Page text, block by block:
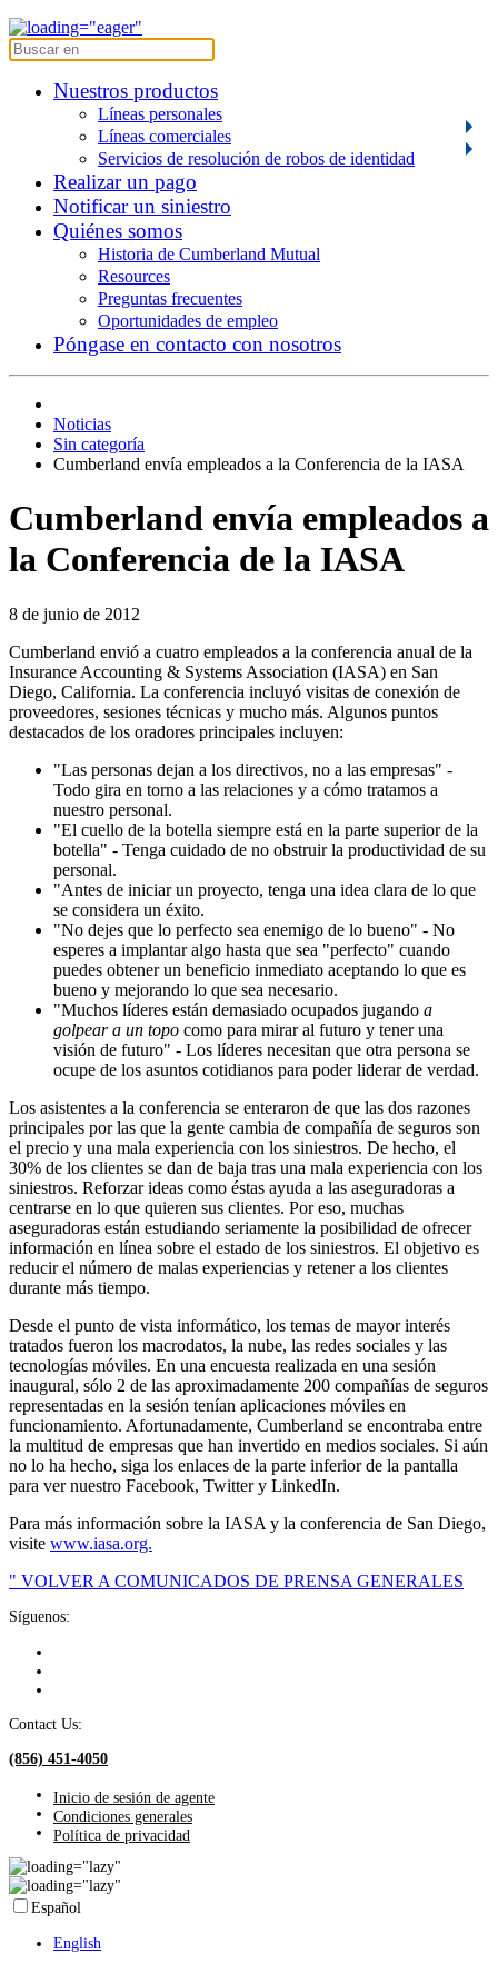
Nuestros productos
Líneas personales
Líneas comerciales
Servicios de resolución de robos de identidad
Realizar un pago
Notificar un siniestro
Quiénes somos
Historia de Cumberland Mutual
Resources
Preguntas frecuentes
Oportunidades de empleo
Póngase en contacto con nosotros
Noticias
Sin categoría
Cumberland envía empleados a la Conferencia de la IASA
Cumberland envía empleados a
la Conferencia de la IASA
8 de junio de 2012
Cumberland envió a cuatro empleados a la conferencia anual de la
Insurance Accounting & Systems Association (IASA) en San
Diego, California. La conferencia incluyó visitas de conexión de
proveedores, sesiones técnicas y mucho más. Algunos puntos
destacados de los oradores principales incluyen:
"Las personas dejan a los directivos, no a las empresas" -
Todo gira en torno a las relaciones y a cómo tratamos a
nuestro personal.
"El cuello de la botella siempre está en la parte superior de la
botella" - Tenga cuidado de no obstruir la productividad de su
personal.
"Antes de iniciar un proyecto, tenga una idea clara de lo que
se considera un éxito.
"No dejes que lo perfecto sea enemigo de lo bueno" - No
esperes a implantar algo hasta que sea "perfecto" cuando
puedes obtener un beneficio inmediato aceptando lo que es
bueno y mejorando lo que sea necesario.
"Muchos líderes están demasiado ocupados jugando a
golpear a un topo como para mirar al futuro y tener una
visión de futuro" - Los líderes necesitan que otra persona se
ocupe de los asuntos cotidianos para poder liderar de verdad.
Los asistentes a la conferencia se enteraron de que las dos razones
principales por las que la gente cambia de compañía de seguros son
el precio y una mala experiencia con los siniestros. De hecho, el
30% de los clientes se dan de baja tras una mala experiencia con los
siniestros. Reforzar ideas como éstas ayuda a las aseguradoras a
centrarse en lo que quieren sus clientes. Por eso, muchas
aseguradoras están estudiando seriamente la posibilidad de ofrecer
información en línea sobre el estado de los siniestros. El objetivo es
reducir el número de malas experiencias y retener a los clientes
durante más tiempo.
Desde el punto de vista informático, los temas de mayor interés
tratados fueron los macrodatos, la nube, las redes sociales y las
tecnologías móviles. En una encuesta realizada en una sesión
inaugural, sólo 2 de las aproximadamente 200 compañías de seguros
representadas en la sesión tenían aplicaciones móviles en
funcionamiento. Afortunadamente, Cumberland se encontraba entre
la multitud de empresas que han invertido en medios sociales. Si aún
no lo ha hecho, siga los enlaces de la parte inferior de la pantalla
para ver nuestro Facebook, Twitter y LinkedIn.
Para más información sobre la IASA y la conferencia de San Diego,
visite www.iasa.org.
" VOLVER A COMUNICADOS DE PRENSA GENERALES
Síguenos:
Contact Us:
(856) 451-4050
Inicio de sesión de agente
Condiciones generales
Política de privacidad
Español
English